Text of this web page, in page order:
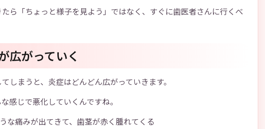
ら「ちょっと様子を見よう」ではなく、すぐに歯医者さんに行くべ
広がっていく
しまうと、炎症はどんどん広がっていきます。
感じで悪化していくんですね。
な痛みが出てきて、歯茎が赤く腫れてくる